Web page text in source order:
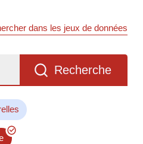
dans les jeux de données
Recherche